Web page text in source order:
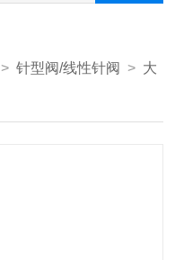
>针型阀/线性针阀 > 大